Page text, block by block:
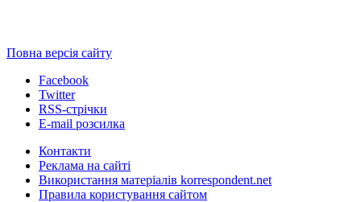
Повна версія сайту
Facebook
Twitter
RSS-стрічки
E-mail розсилка
Контакти
Реклама на сайті
Використання матеріалів korrespondent.net
Правила користування сайтом